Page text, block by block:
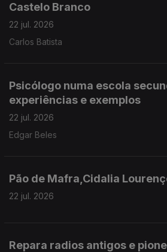
Castelo Branco
22 jul. 2026
Carlos Batista
Psicólogo numa escola
experiências e exemplos
22 jul. 2026
Edgar Beles
Pão de Mafra,Cidalia
22 jul. 2026
Repara radios antigos e